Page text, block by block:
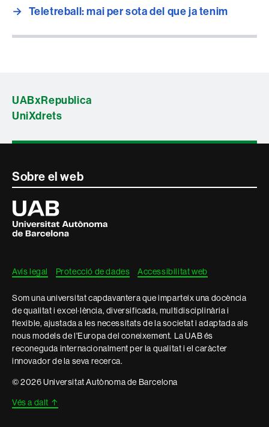
→ Teletreball: mai per sota del que ja tenim
UABxRepublica
UniXdrets
Contacte
informació
legal
Sobre el web
Universitat
Autònoma
de
Barcelona
Avís legal Protecció de dades Accessibilitat web
Som una universitat capdavantera que imparteix una docència
de qualitat i excel·lència, diversificada, multidisciplinària i
flexible, ajustada a les necessitats de la societat i adaptada als
nous models de l'Europa del coneixement. La UAB és
reconeguda internacionalment per la qualitat i el caràcter
innovador de la seva recerca.
© 2026 Universitat Autònoma de Barcelona
Vés a dalt ↑